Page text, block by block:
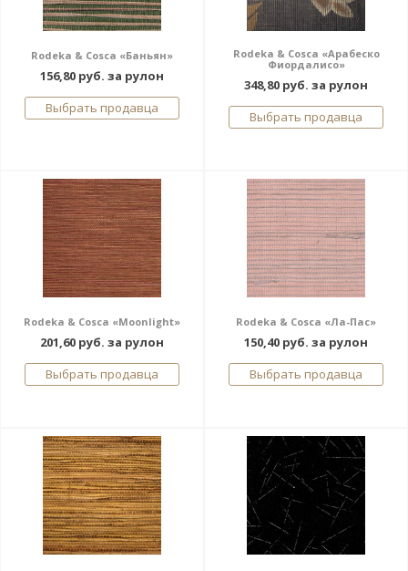
Rodeka & Cosca «Баньян»
156,80 руб. за рулон
Выбрать продавца
Rodeka & Cosca «Арабеско
Фиордалисо»
348,80 руб. за рулон
Выбрать продавца
Rodeka & Cosca «Moonlight»
201,60 руб. за рулон
Выбрать продавца
Rodeka & Cosca «Ла-Пас»
150,40 руб. за рулон
Выбрать продавца